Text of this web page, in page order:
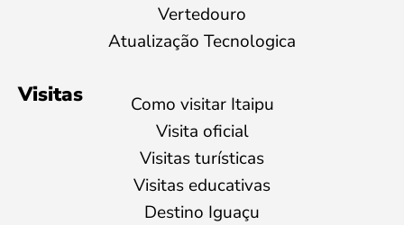
Vertedouro
Atualização Tecnologica
Visitas
Como visitar Itaipu
Visita oficial
Visitas turísticas
Visitas educativas
Destino Iguaçu